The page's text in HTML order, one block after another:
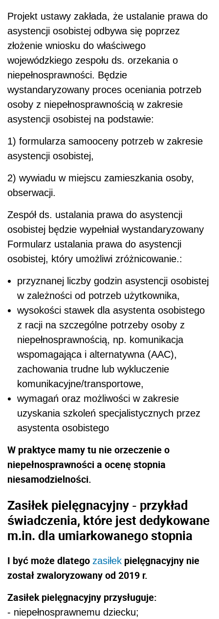
Projekt ustawy zakłada, że ustalanie prawa do
asystencji osobistej odbywa się poprzez
złożenie wniosku do właściwego
wojewódzkiego zespołu ds. orzekania o
niepełnosprawności. Będzie
wystandaryzowany proces oceniania potrzeb
osoby z niepełnosprawnością w zakresie
asystencji osobistej na podstawie:
1) formularza samooceny potrzeb w zakresie
asystencji osobistej,
2) wywiadu w miejscu zamieszkania osoby,
obserwacji.
Zespół ds. ustalania prawa do asystencji
osobistej będzie wypełniał wystandaryzowany
Formularz ustalania prawa do asystencji
osobistej, który umożliwi zróżnicowanie.:
przyznanej liczby godzin asystencji osobistej
w zależności od potrzeb użytkownika,
wysokości stawek dla asystenta osobistego
z racji na szczególne potrzeby osoby z
niepełnosprawnością, np. komunikacja
wspomagająca i alternatywna (AAC),
zachowania trudne lub wykluczenie
komunikacyjne/transportowe,
wymagań oraz możliwości w zakresie
uzyskania szkoleń specjalistycznych przez
asystenta osobistego
W praktyce mamy tu nie orzeczenie o
niepełnosprawności a ocenę stopnia
niesamodzielności.
Zasiłek pielęgnacyjny - przykład
świadczenia, które jest dedykowane
m.in. dla umiarkowanego stopnia
I być może dlatego zasiłek pielęgnacyjny nie
został zwaloryzowany od 2019 r.
Zasiłek pielęgnacyjny przysługuje:
- niepełnosprawnemu dziecku;